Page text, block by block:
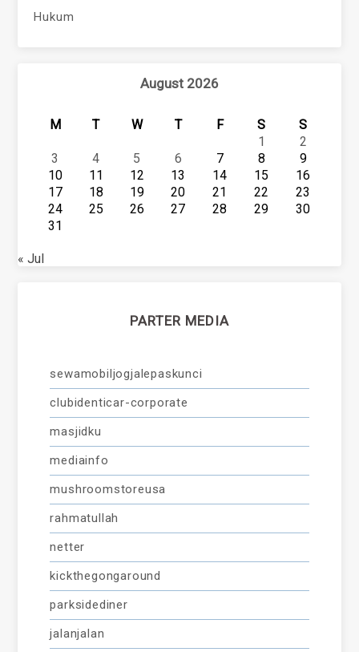
Hukum
August 2026
M T W T F S
S
1
2
3
4 5 6 7 8
9
10
11 12 13 14 15
16
17
18 19 20 21 22
23
24
25 26 27 28 29
30
31
« Jul
PARTER MEDIA
sewamobiljogjalepaskunci
clubidenticar-corporate
masjidku
mediainfo
mushroomstoreusa
rahmatullah
netter
kickthegongaround
parksidediner
jalanjalan